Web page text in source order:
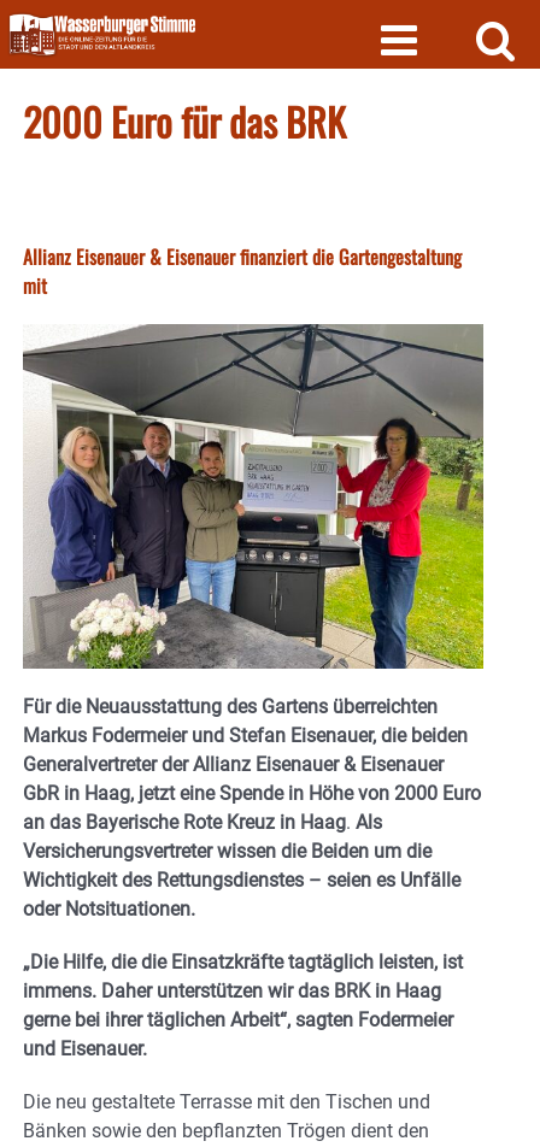
Skip
to
content
2000 Euro für das BRK
Allianz Eisenauer & Eisenauer finanziert die Gartengestaltung
mit
Für die Neuausstattung des Gartens überreichten
Markus Fodermeier und Stefan Eisenauer, die beiden
Generalvertreter der Allianz Eisenauer & Eisenauer
GbR in Haag, jetzt eine Spende in Höhe von 2000 Euro
an das Bayerische Rote Kreuz in Haag. Als
Versicherungsvertreter wissen die Beiden um die
Wichtigkeit des Rettungsdienstes – seien es Unfälle
oder Notsituationen.
„Die Hilfe, die die Einsatzkräfte tagtäglich leisten, ist
immens. Daher unterstützen wir das BRK in Haag
gerne bei ihrer täglichen Arbeit“, sagten Fodermeier
und Eisenauer.
Die neu gestaltete Terrasse mit den Tischen und
Bänken sowie den bepflanzten Trögen dient den